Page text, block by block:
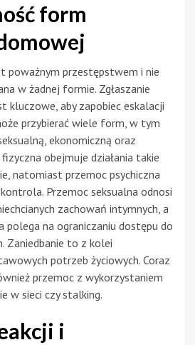
form
poważnym przestępstwem i nie
w żadnej formie. Zgłaszanie
kluczowe, aby zapobiec eskalacji
przybierać wiele form, w tym
ekonomiczną oraz
obejmuje działania takie
natomiast przemoc psychiczna
Przemoc seksualna odnosi
zachowań intymnych, a
polega na ograniczaniu dostępu do
Zaniedbanie to z kolei
potrzeb życiowych. Coraz
przemoc z wykorzystaniem
w sieci czy stalking.
i